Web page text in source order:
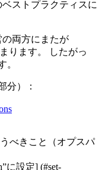
ストプラクティスに
両方にまたが
ります。 したがっ
。
分）：
べきこと（オプスパ
に設定] (#set-